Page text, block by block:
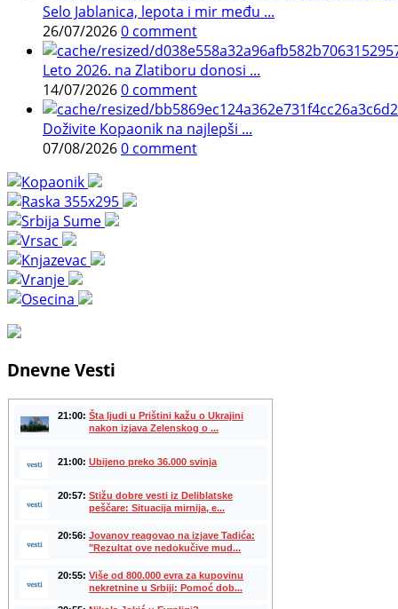
Selo Jablanica, lepota i mir među ...
26/07/20260 comment
Leto 2026. na Zlatiboru donosi ...
14/07/20260 comment
Doživite Kopaonik na najlepši ...
07/08/20260 comment
Dnevne Vesti